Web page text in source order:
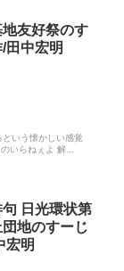
友好祭のす
田中宏明
いう懐かしい感覚
いらねぇよ 解...
日光環状第
地のすーじ
宏明